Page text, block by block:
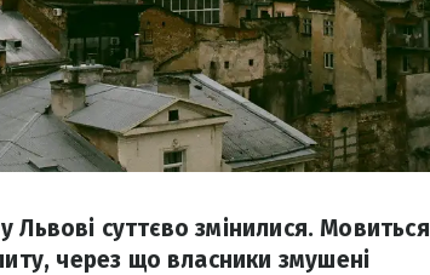
Львові суттєво змінилися. Мовиться
через що власники змушені